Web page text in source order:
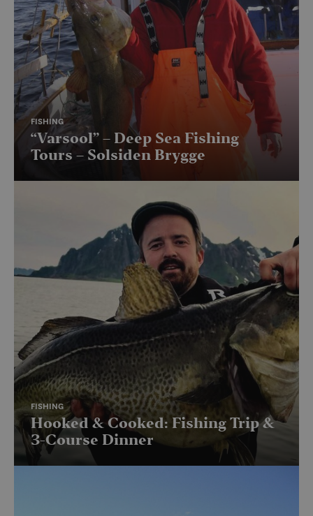
FISHING
“Varsool” – Deep Sea Fishing
Tours – Solsiden Brygge
FISHING
Hooked & Cooked: Fishing Trip &
3-Course Dinner